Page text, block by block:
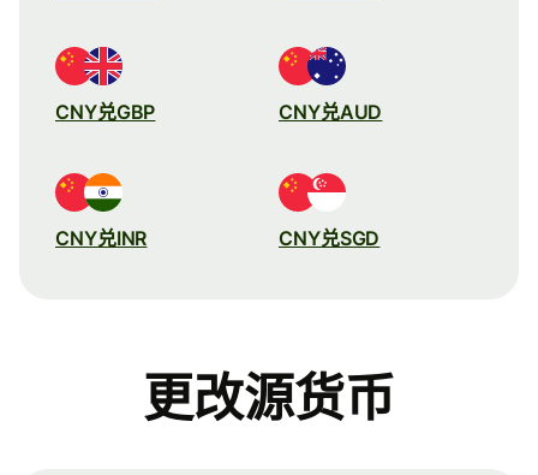
CNY兑GBP CNY兑AUD
CNY兑INR CNY兑SGD
更改源货币